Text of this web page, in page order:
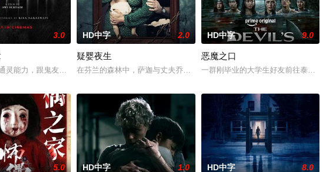
3.0
灵能力，跟鬼友断联多年，就想安安稳稳陪妹妹结婚。结果妹妹在老剧院求婚后直接被邪灵缠
HD中字 2.0
疑婴夜生
在芬兰的森林中，萨迦与丈夫乔恩迎来了为人父母的新篇章。然而萨迦
HD中字 9.0
恶魔之口
一群刚毕业的大学生好友前往泰国
5.0 HD中字 1.0 HD中字 8.0